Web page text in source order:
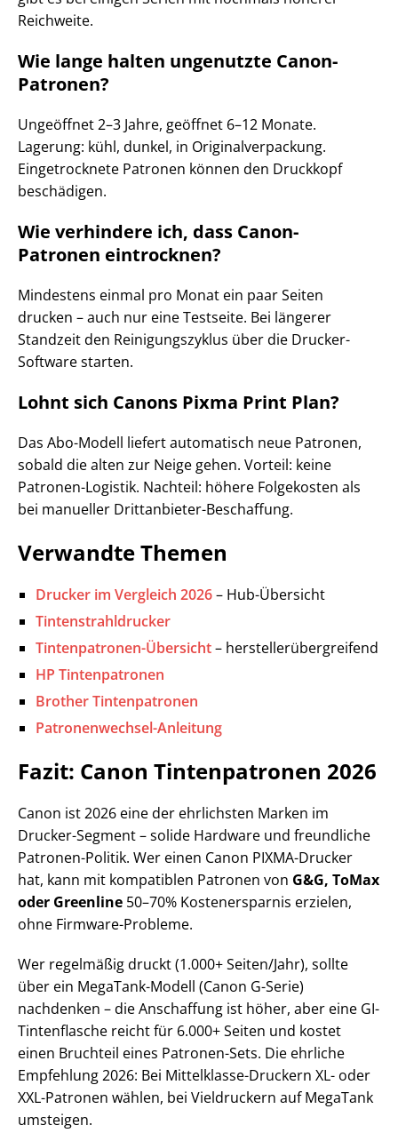
Reichweite.
Wie lange halten ungenutzte Canon-
Patronen?
Ungeöffnet 2–3 Jahre, geöffnet 6–12 Monate.
Lagerung: kühl, dunkel, in Originalverpackung.
Eingetrocknete Patronen können den Druckkopf
beschädigen.
Wie verhindere ich, dass Canon-
Patronen eintrocknen?
Mindestens einmal pro Monat ein paar Seiten
drucken – auch nur eine Testseite. Bei längerer
Standzeit den Reinigungszyklus über die Drucker-
Software starten.
Lohnt sich Canons Pixma Print Plan?
Das Abo-Modell liefert automatisch neue Patronen,
sobald die alten zur Neige gehen. Vorteil: keine
Patronen-Logistik. Nachteil: höhere Folgekosten als
bei manueller Drittanbieter-Beschaffung.
Verwandte Themen
Drucker im Vergleich 2026– Hub-Übersicht
Tintenstrahldrucker
Tintenpatronen-Übersicht– herstellerübergreifend
HP Tintenpatronen
Brother Tintenpatronen
Patronenwechsel-Anleitung
Fazit: Canon Tintenpatronen 2026
Canon ist 2026 eine der ehrlichsten Marken im
Drucker-Segment – solide Hardware und freundliche
Patronen-Politik. Wer einen Canon PIXMA-Drucker
hat, kann mit kompatiblen Patronen von G&G, ToMax
oder Greenline 50–70% Kostenersparnis erzielen,
ohne Firmware-Probleme.
Wer regelmäßig druckt (1.000+ Seiten/Jahr), sollte
über ein MegaTank-Modell (Canon G-Serie)
nachdenken – die Anschaffung ist höher, aber eine GI-
Tintenflasche reicht für 6.000+ Seiten und kostet
einen Bruchteil eines Patronen-Sets. Die ehrliche
Empfehlung 2026: Bei Mittelklasse-Druckern XL- oder
XXL-Patronen wählen, bei Vieldruckern auf MegaTank
umsteigen.